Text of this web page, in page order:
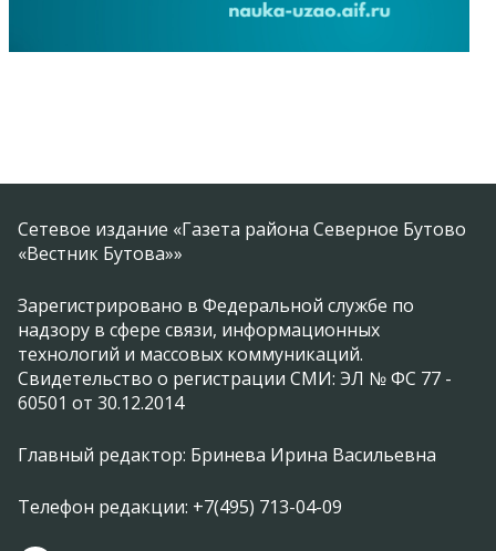
Сетевое издание «Газета района Северное Бутово
«Вестник Бутова»»
Зарегистрировано в Федеральной службе по
надзору в сфере связи, информационных
технологий и массовых коммуникаций.
Свидетельство о регистрации СМИ: ЭЛ № ФС 77 -
60501 от 30.12.2014
Главный редактор: Бринева Ирина Васильевна
Телефон редакции: +7(495) 713-04-09